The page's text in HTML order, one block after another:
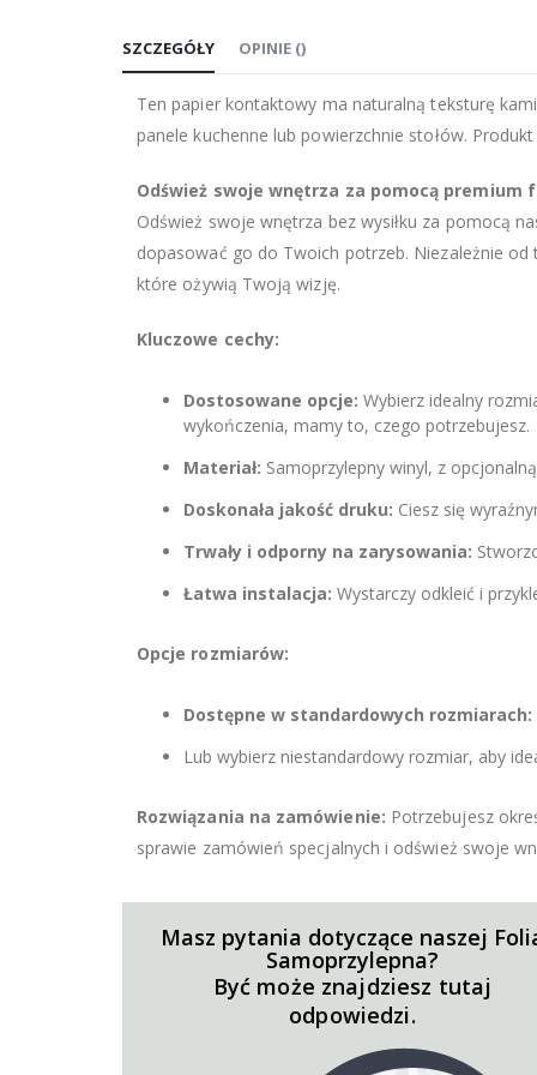
początek
SZCZEGÓŁY
Ten papier kontaktowy ma naturalną teksturę
panele kuchenne lub powierzchnie stołów.
Odśwież swoje wnętrza za pomocą premium
Odśwież swoje wnętrza bez wysiłku za pomocą
dopasować go do Twoich potrzeb. Niezależnie
które ożywią Twoją wizję.
Kluczowe cechy:
Dostosowane opcje: Wybierz idealny
wykończenia, mamy to, czego potrzebujesz.
Materiał: Samoprzylepny winyl, z
Doskonała jakość druku: Ciesz się
Trwały i odporny na zarysowania:
Łatwa instalacja: Wystarczy odkleić i
Opcje rozmiarów:
Dostępne w standardowych rozmiarach:
Lub wybierz niestandardowy rozmiar, aby
Rozwiązania na zamówienie: Potrzebujesz
sprawie zamówień specjalnych i odśwież swoje
OPINIE ()
Masz pytania dotyczące naszej
Samoprzylepna?
Być może znajdziesz tutaj
odpowiedzi.